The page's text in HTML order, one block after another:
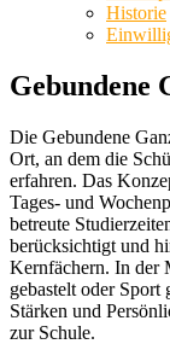
Historie
Gebundene
Die Gebundene
Ort, an dem die
erfahren. Das
Tages- und
betreute
berücksichtigt und
Kernfächern. In der
gebastelt oder
Stärken und
zur Schule.